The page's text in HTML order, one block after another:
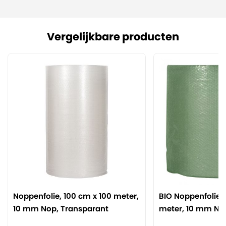
Vergelijkbare producten
Noppenfolie, 100 cm x 100 meter,
10 mm Nop, Transparant
BIO Noppenfolie,
meter, 10 mm